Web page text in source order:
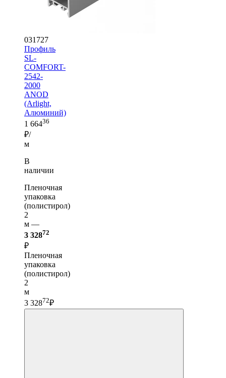
031727
Профиль
SL-
COMFORT-
2542-
2000
ANOD
(Arlight,
Алюминий)
1 66436
₽/
м
В
наличии
Пленочная
упаковка
(полистирол)
2
м —
3 32872
₽
Пленочная
упаковка
(полистирол)
2
м
3 32872₽